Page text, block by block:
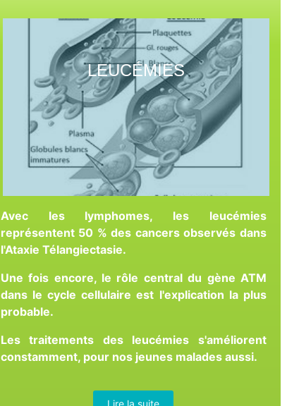
LEUCÉMIES
Avec les lymphomes, les leucémies
représentent 50 % des cancers observés dans
l'Ataxie Télangiectasie.
Une fois encore, le rôle central du gène ATM
dans le cycle cellulaire est l'explication la plus
probable.
Les traitements des leucémies s'améliorent
constamment, pour nos jeunes malades aussi.
Lire la suite